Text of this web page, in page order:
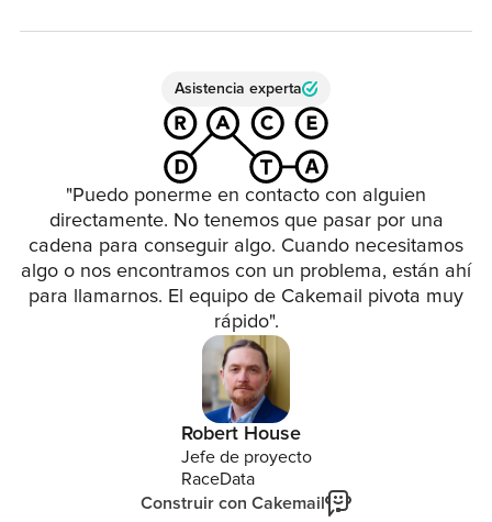
Asistencia experta
"Puedo ponerme en contacto con alguien
directamente. No tenemos que pasar por una
cadena para conseguir algo. Cuando necesitamos
algo o nos encontramos con un problema, están ahí
para llamarnos. El equipo de Cakemail pivota muy
rápido".
Robert House
Jefe de proyecto
RaceData
Construir con Cakemail